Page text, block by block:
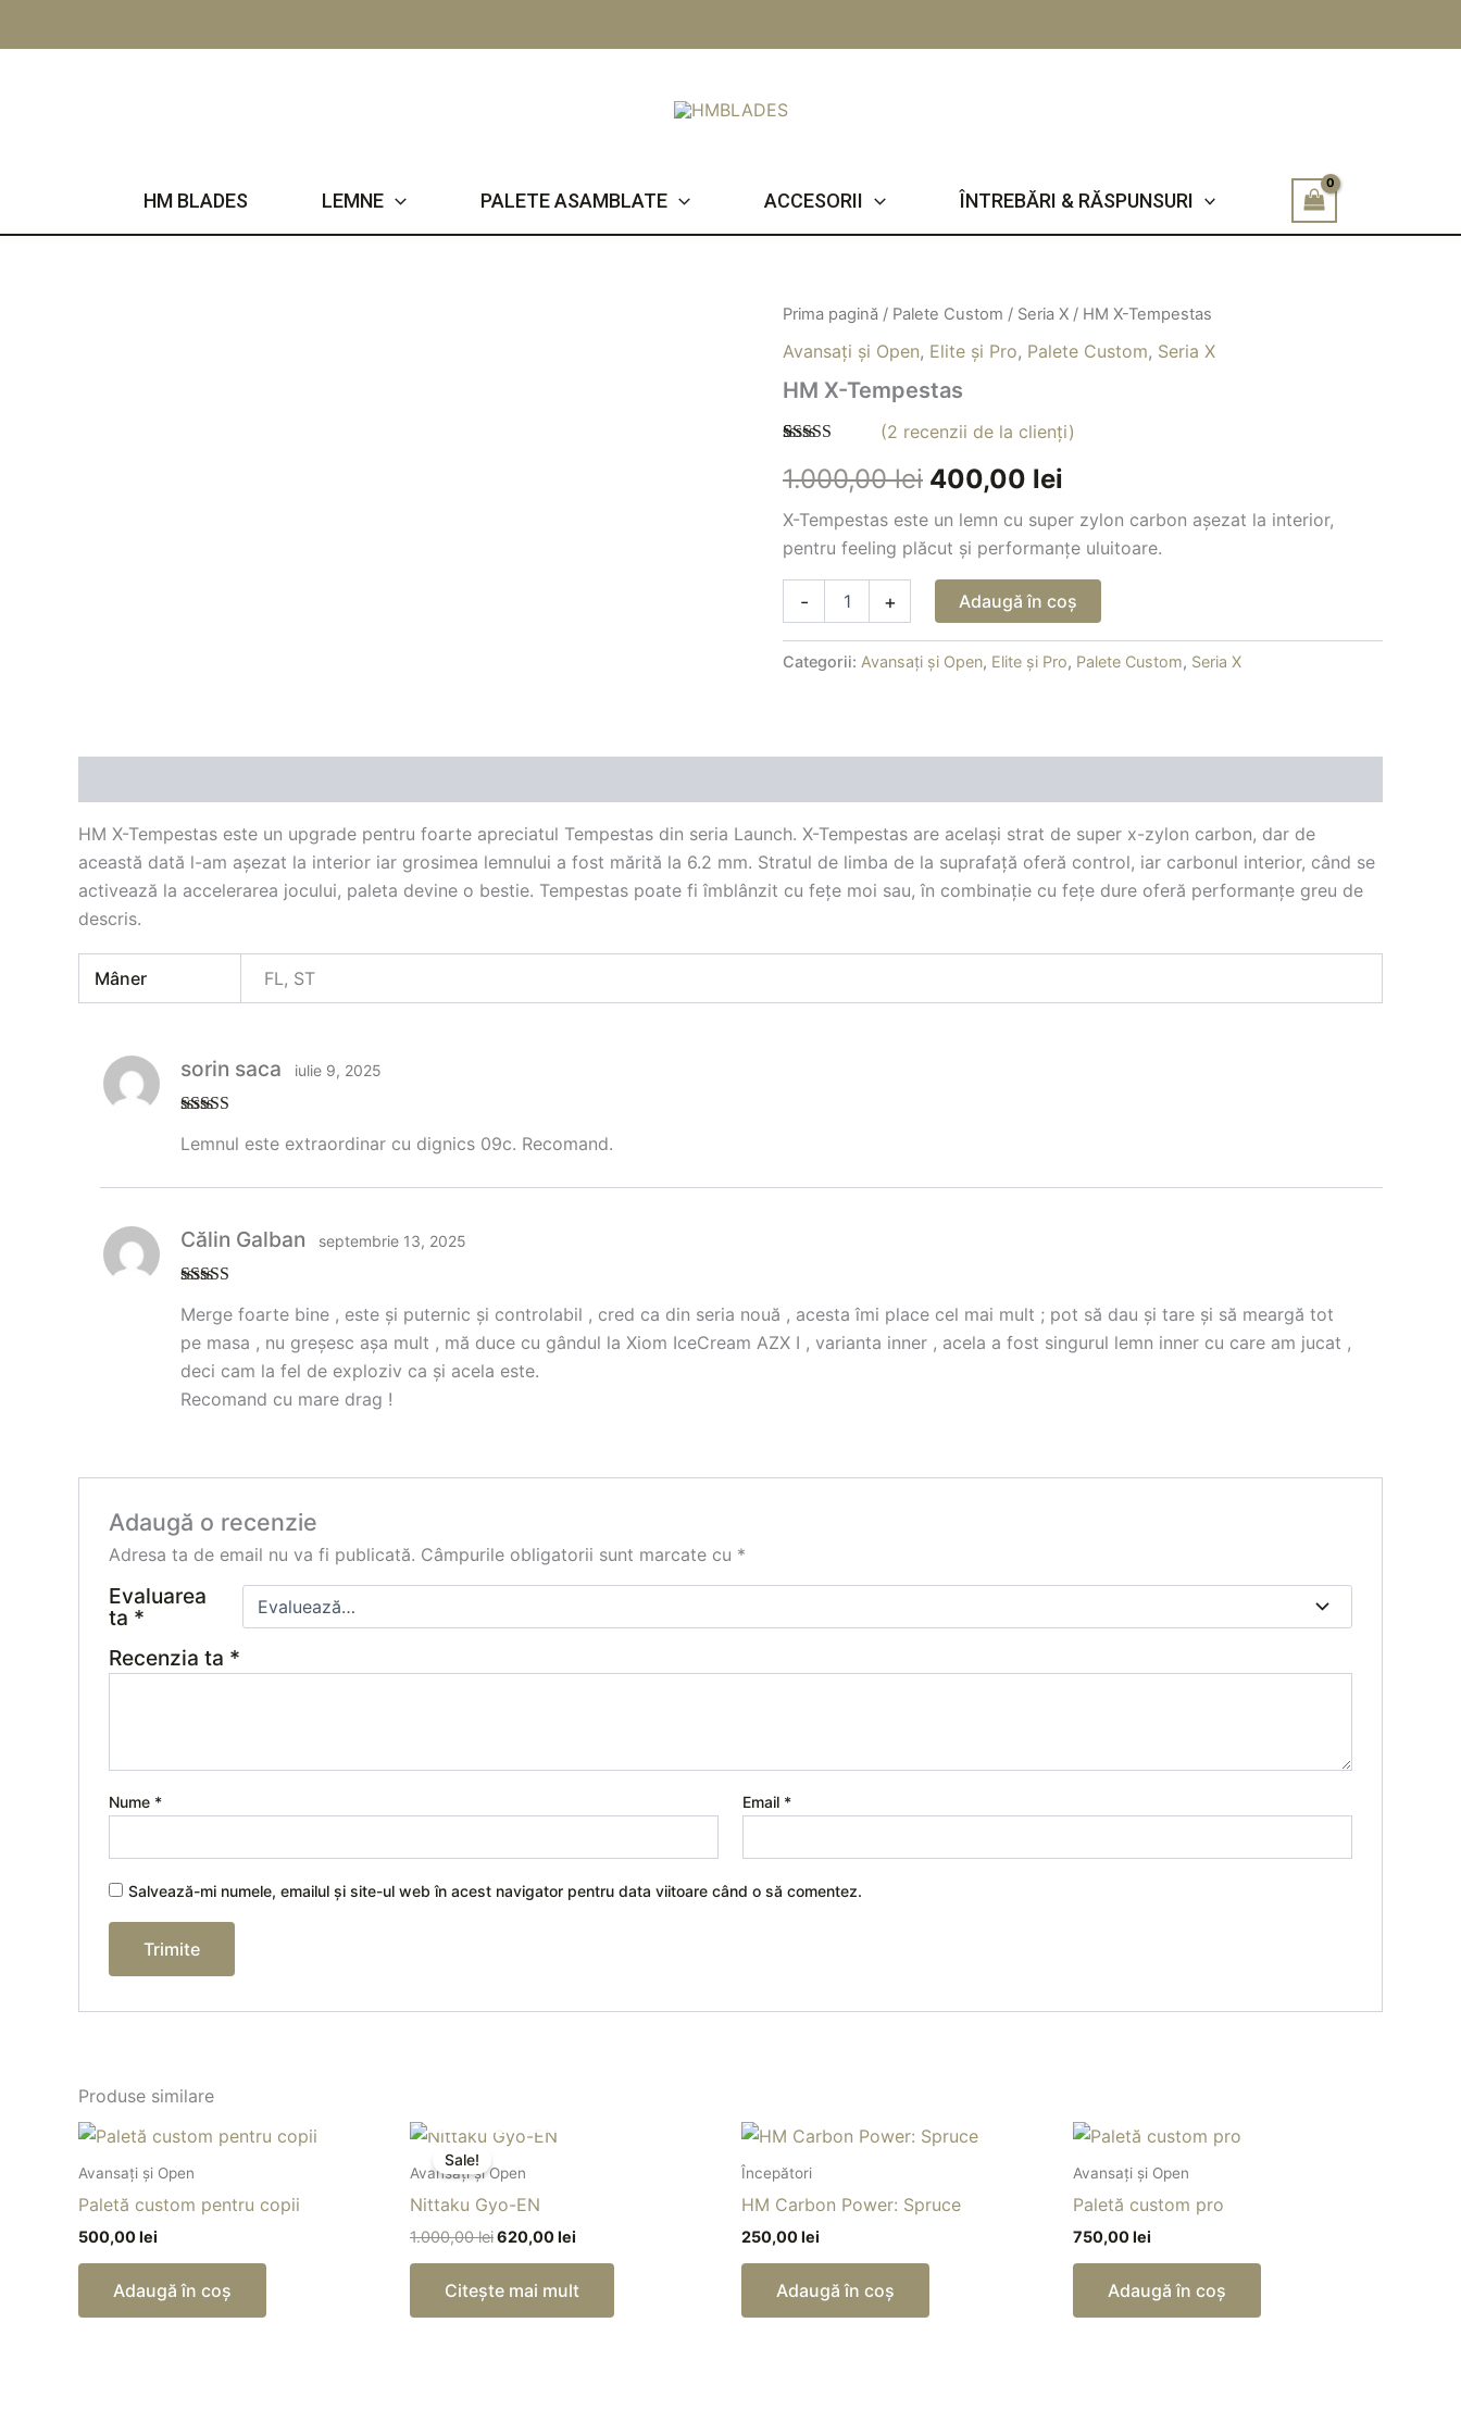
HM BLADES LEMNE PALETE ASAMBLATE ACCESORII ÎNTREBĂRI & RĂSPUNSURI
Prima pagină / Palete Custom / Seria X / HM X-Tempestas
Avansați și Open, Elite și Pro, Palete Custom, Seria X
HM X-Tempestas
5.00din 5 pe
baza a
evaluări de la
clienți
(2 recenzii de la clienți)
1.000,00lei
Prețul
inițial
a
fost:
1.000,00 lei.
400,00 lei
Prețul
curent
400,00 lei.
X-Tempestas este un lemn cu super zylon carbon așezat la interior,
pentru feeling plăcut și performanțe uluitoare.
-
Cantitate
X-
+ Adaugă în coș
Categorii: Avansați și Open, Elite și Pro, Palete Custom, Seria X
HM X-Tempestas este un upgrade pentru foarte apreciatul Tempestas din seria Launch. X-Tempestas are același strat de super x-zylon carbon, dar de
această dată l-am așezat la interior iar grosimea lemnului a fost mărită la 6.2 mm. Stratul de limba de la suprafață oferă control, iar carbonul interior, când se
activează la accelerarea jocului, paleta devine o bestie. Tempestas poate fi îmblânzit cu fețe moi sau, în combinație cu fețe dure oferă performanțe greu de
descris.
Mâner FL, ST
din 5
sorin saca iulie 9, 2025
Lemnul este extraordinar cu dignics 09c. Recomand.
din 5
Călin Galban septembrie 13, 2025
Merge foarte bine , este și puternic și controlabil , cred ca din seria nouă , acesta îmi place cel mai mult ; pot să dau și tare și să meargă tot
pe masa , nu greșesc așa mult , mă duce cu gândul la Xiom IceCream AZX I , varianta inner , acela a fost singurul lemn inner cu care am jucat ,
deci cam la fel de exploziv ca și acela este.
Recomand cu mare drag !
Adaugă o recenzie
Adresa ta de email nu va fi publicată. Câmpurile obligatorii sunt marcate cu *
Evaluarea
ta *
Recenzia ta *
Nume * Email *
Salvează-mi numele, emailul și site-ul web în acest navigator pentru data viitoare când o să comentez.
Produse similare
Avansați și Open
Paletă custom pentru copii
500,00lei
Adaugă în coș
Sale!
Avansați și Open
Nittaku Gyo-EN
1.000,00lei
Prețul
inițial
a
1.000,00 lei.
620,00lei
Citește mai mult
Începători
HM Carbon Power: Spruce
250,00lei
Adaugă în coș
Avansați și Open
Paletă custom pro
750,00lei
Adaugă în coș